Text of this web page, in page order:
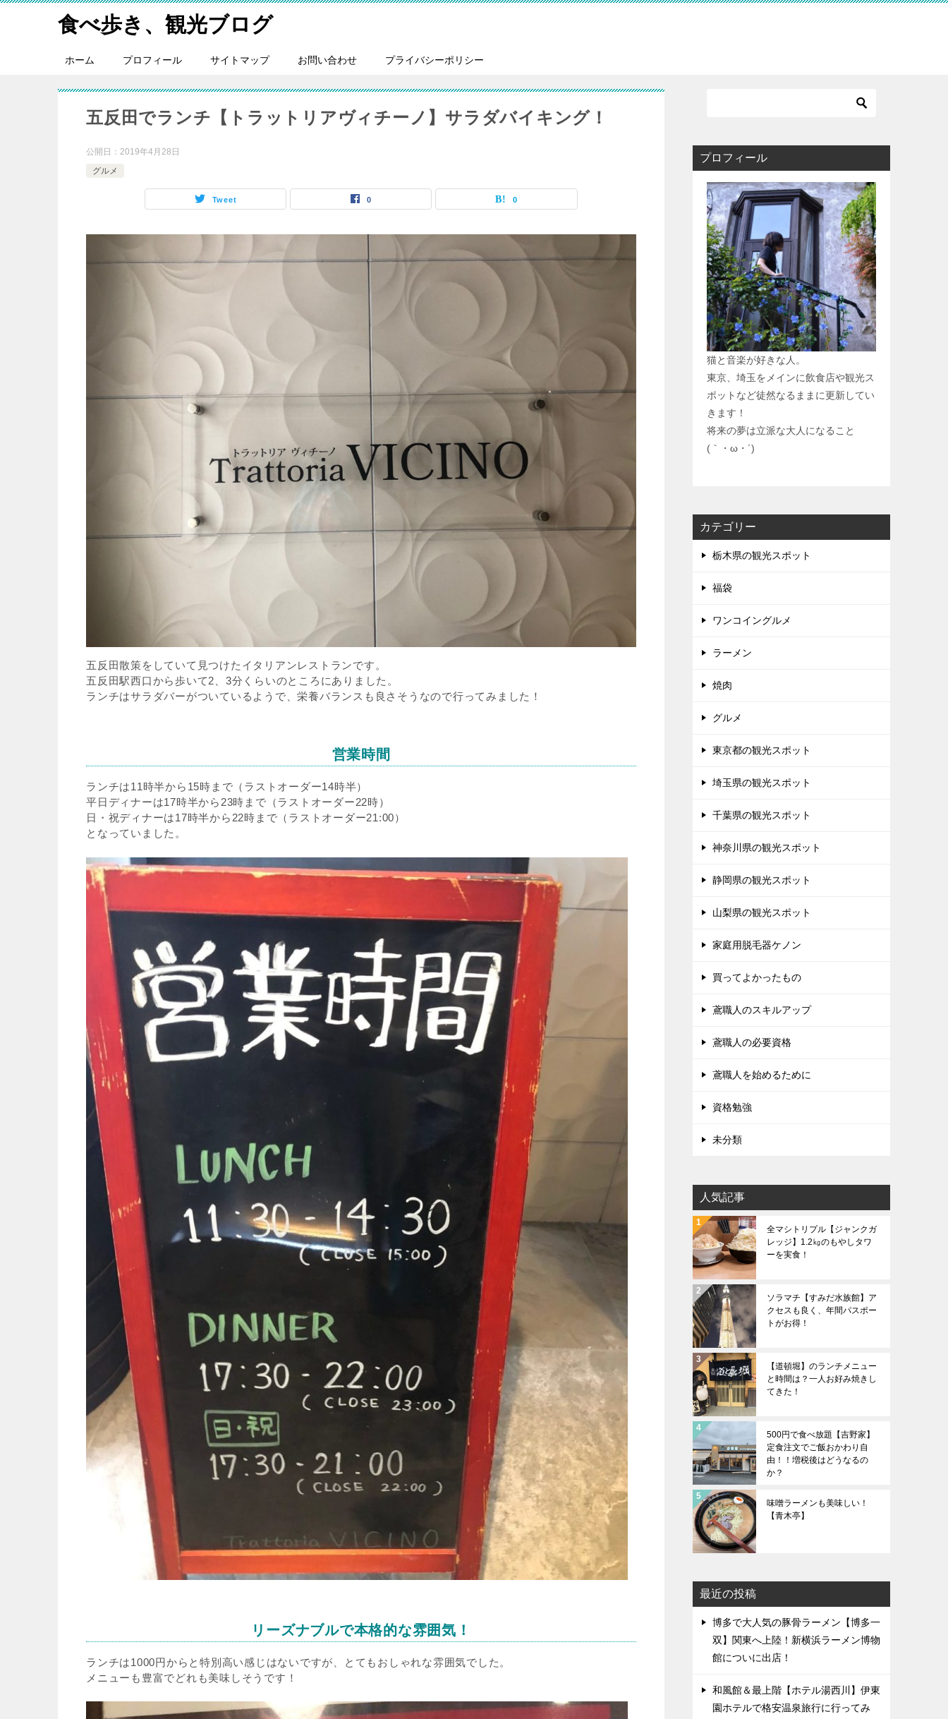
食べ歩き、観光ブログ
ホーム プロフィール サイトマップ お問い合わせ プライバシーポリシー
五反田でランチ【トラットリアヴィチーノ】サラダバイキング！
公開日： 2019年4月28日
グルメ
Tweet 0 0
五反田散策をしていて見つけたイタリアンレストランです。
五反田駅西口から歩いて2、3分くらいのところにありました。
ランチはサラダバーがついているようで、栄養バランスも良さそうなので行ってみました！
営業時間
ランチは11時半から15時まで（ラストオーダー14時半）
平日ディナーは17時半から23時まで（ラストオーダー22時）
日・祝ディナーは17時半から22時まで（ラストオーダー21:00）
となっていました。
リーズナブルで本格的な雰囲気！
ランチは1000円からと特別高い感じはないですが、とてもおしゃれな雰囲気でした。
メニューも豊富でどれも美味しそうです！
プロフィール
猫と音楽が好きな人。
東京、埼玉をメインに飲食店や観光ス
ポットなど徒然なるままに更新してい
きます！
将来の夢は立派な大人になること
(｀・ω・´)
カテゴリー
栃木県の観光スポット
福袋
ワンコイングルメ
ラーメン
焼肉
グルメ
東京都の観光スポット
埼玉県の観光スポット
千葉県の観光スポット
神奈川県の観光スポット
静岡県の観光スポット
山梨県の観光スポット
家庭用脱毛器ケノン
買ってよかったもの
鳶職人のスキルアップ
鳶職人の必要資格
鳶職人を始めるために
資格勉強
未分類
人気記事
全マシトリプル【ジャンクガ
レッジ】1.2㎏のもやしタワ
ーを実食！
ソラマチ【すみだ水族館】ア
クセスも良く、年間パスポー
トがお得！
【道頓堀】のランチメニュー
と時間は？一人お好み焼きし
てきた！
500円で食べ放題【吉野家】
定食注文でご飯おかわり自
由！！増税後はどうなるの
か？
味噌ラーメンも美味しい！
【青木亭】
最近の投稿
博多で大人気の豚骨ラーメン【博多一
双】関東へ上陸！新横浜ラーメン博物
館についに出店！
和風館＆最上階【ホテル湯西川】伊東
園ホテルで格安温泉旅行に行ってみ